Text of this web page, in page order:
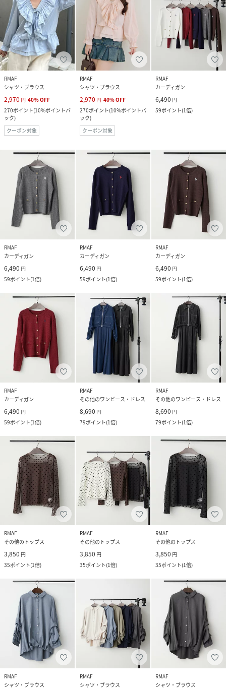
RMAF
シャツ・ブラウス
2,970 円 40%OFF
270ポイント(10%ポイントバ
ック)
クーポン対象
RMAF
シャツ・ブラウス
2,970 円 40%OFF
270ポイント(10%ポイントバ
ック)
クーポン対象
RMAF
カーディガン
6,490 円
59ポイント(1倍)
RMAF
カーディガン
6,490 円
59ポイント(1倍)
RMAF
カーディガン
6,490 円
59ポイント(1倍)
RMAF
カーディガン
6,490 円
59ポイント(1倍)
RMAF
カーディガン
6,490 円
59ポイント(1倍)
RMAF
その他のワンピース・ドレス
8,690 円
79ポイント(1倍)
RMAF
その他のワンピース・ドレス
8,690 円
79ポイント(1倍)
RMAF
その他のトップス
3,850 円
35ポイント(1倍)
RMAF
その他のトップス
3,850 円
35ポイント(1倍)
RMAF
その他のトップス
3,850 円
35ポイント(1倍)
RMAF
シャツ・ブラウス
RMAF
シャツ・ブラウス
RMAF
シャツ・ブラウス